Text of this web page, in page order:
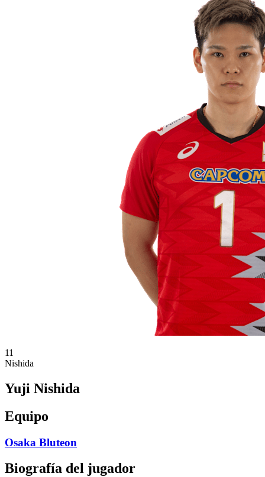
11
Nishida
Yuji Nishida
Equipo
Osaka Bluteon
Biografía del jugador